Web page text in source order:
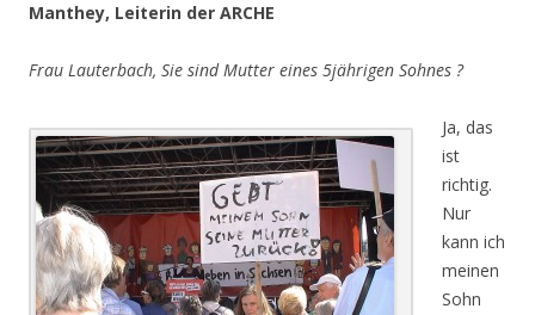
Manthey, Leiterin der ARCHE
Frau Lauterbach, Sie sind Mutter eines 5jährigen Sohnes ?
Ja, das
ist
richtig.
Nur
kann ich
meinen
Sohn